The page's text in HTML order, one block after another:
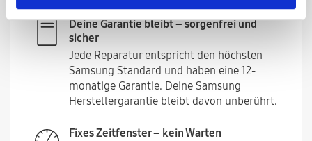
Deine Garantie bleibt – sorgenfrei und
sicher
Jede Reparatur entspricht den höchsten
Samsung Standard und haben eine 12-
monatige Garantie. Deine Samsung
Herstellergarantie bleibt davon unberührt.
Fixes Zeitfenster – kein Warten